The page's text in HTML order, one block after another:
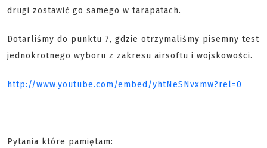
drugi zostawić go samego w tarapatach.
Dotarliśmy do punktu 7, gdzie otrzymaliśmy pisemny test
jednokrotnego wyboru z zakresu airsoftu i wojskowości.
http://www.youtube.com/embed/yhtNeSNvxmw?rel=0
Pytania które pamiętam: